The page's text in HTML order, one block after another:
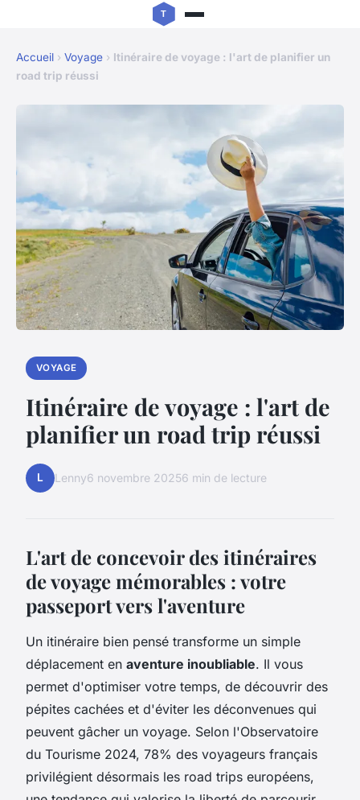
Accueil › Voyage › Itinéraire de voyage : l'art de planifier un
road trip réussi
VOYAGE
Itinéraire de voyage : l'art de
planifier un road trip réussi
L Lenny6 novembre 20256 min de lecture
L'art de concevoir des itinéraires
de voyage mémorables : votre
passeport vers l'aventure
Un itinéraire bien pensé transforme un simple
déplacement en aventure inoubliable. Il vous
permet d'optimiser votre temps, de découvrir des
pépites cachées et d'éviter les déconvenues qui
peuvent gâcher un voyage. Selon l'Observatoire
du Tourisme 2024, 78% des voyageurs français
privilégient désormais les road trips européens,